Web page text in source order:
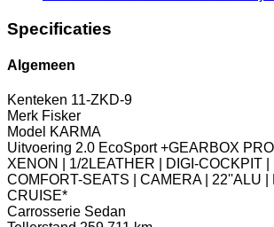
Specificaties
Algemeen
Kenteken 11-ZKD-9
Merk Fisker
Model KARMA
Uitvoering 2.0 EcoSport +GEARBOX
XENON | 1/2LEATHER | DIGI-COCKPIT |
COMFORT-SEATS | CAMERA | 22''ALU |
CRUISE*
Carrosserie Sedan